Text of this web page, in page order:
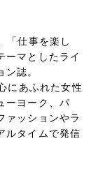
「仕事を楽し
ーマとしたライ
ン誌。
にあふれた女性
ーヨーク、パ
ァッションやラ
ルタイムで発信